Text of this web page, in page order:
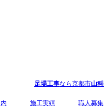
足場工事なら京都市山
施工実績 職人募集